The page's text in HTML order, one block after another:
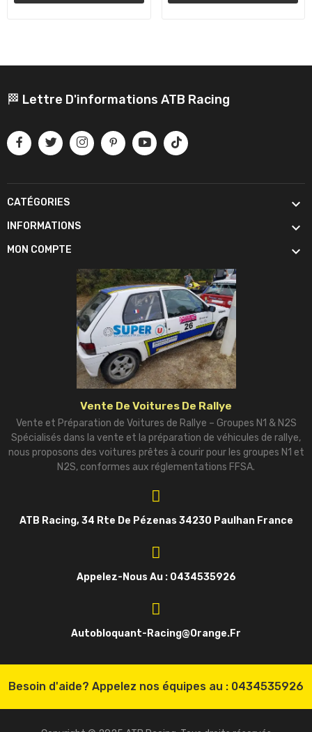
🏁 Lettre D'informations ATB Racing
CATÉGORIES 
INFORMATIONS 
MON COMPTE 
Vente De Voitures De Rallye
Vente et Préparation de Voitures de Rallye – Groupes N1 & N2S
Spécialisés dans la vente et la préparation de véhicules de rallye,
nous proposons des voitures prêtes à courir pour les groupes N1 et
N2S, conformes aux réglementations FFSA.
ATB Racing, 34 Rte De Pézenas 34230 Paulhan France
Appelez-Nous Au : 0434535926
Autobloquant-Racing@orange.fr
Besoin d'aide? Appelez nos équipes au : 0434535926